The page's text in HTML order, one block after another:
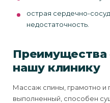
острая сердечно-
недостаточность.
нашу клинику
Массаж спины, грамотно и
выполненный, способен